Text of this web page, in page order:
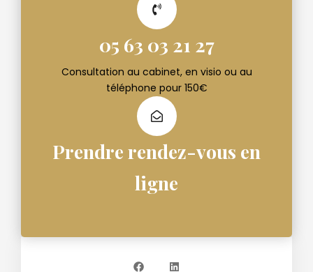
F
c
L
n
05 63 03 21 27
Consultation au cabinet, en visio ou au
téléphone pour 150€
Prendre rendez-vous en
ligne